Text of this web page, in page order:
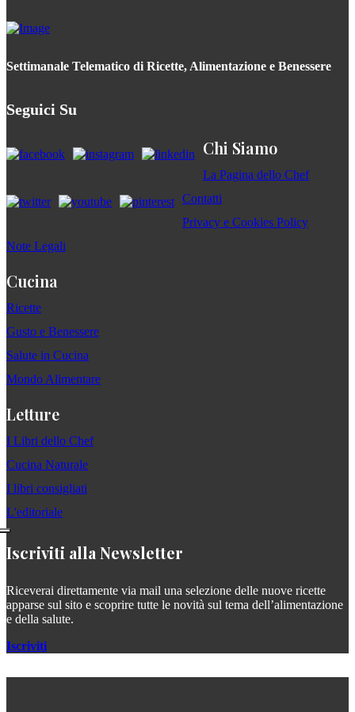
Settimanale Telematico di Ricette, Alimentazione e Benessere
Seguici Su
Chi Siamo
La Pagina dello Chef
Contatti
Privacy e Cookies Policy
Note Legali
Cucina
Ricette
Gusto e Benessere
Salute in Cucina
Mondo Alimentare
Letture
I Libri dello Chef
Cucina Naturale
I libri consigliati
L'editoriale
Iscriviti alla Newsletter
Riceverai direttamente via mail una selezione delle nuove ricette
apparse sul sito e scoprire tutte le novità sul tema dell’alimentazione
e della salute.
Iscriviti